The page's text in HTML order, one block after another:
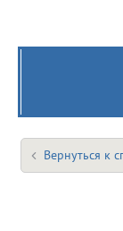
Вернуться к